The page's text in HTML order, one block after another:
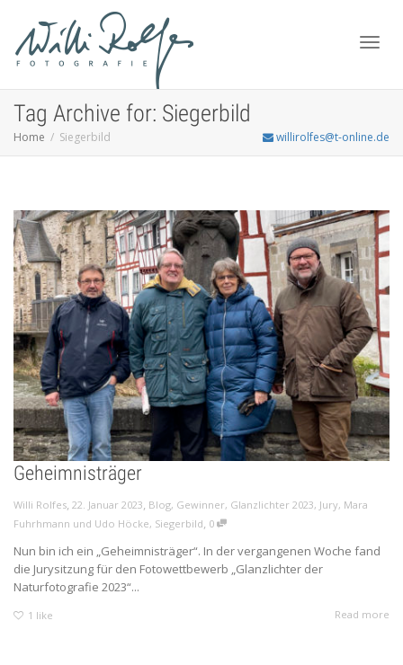
Tag Archive for: Siegerbild
Home Siegerbild willirolfes@t-online.de
Geheimnisträger
Willi Rolfes, 22. Januar 2023, Blog, Gewinner, Glanzlichter 2023, Jury, Mara
Fuhrhmann und Udo Höcke, Siegerbild, 0
Nun bin ich ein „Geheimnisträger“. In der vergangenen Woche fand
die Jurysitzung für den Fotowettbewerb „Glanzlichter der
Naturfotografie 2023“...
1 like Read more